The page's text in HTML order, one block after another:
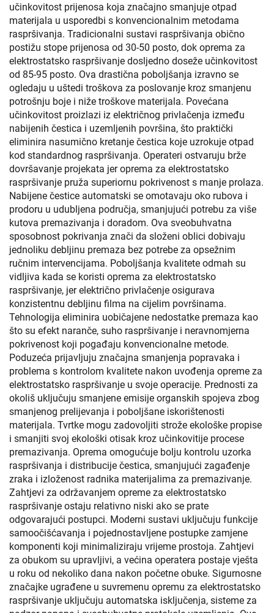
učinkovitost prijenosa koja značajno smanjuje otpad
materijala u usporedbi s konvencionalnim metodama
raspršivanja. Tradicionalni sustavi raspršivanja obično
postižu stope prijenosa od 30-50 posto, dok oprema za
elektrostatsko raspršivanje dosljedno doseže učinkovitost
od 85-95 posto. Ova drastična poboljšanja izravno se
ogledaju u uštedi troškova za poslovanje kroz smanjenu
potrošnju boje i niže troškove materijala. Povećana
učinkovitost proizlazi iz električnog privlačenja između
nabijenih čestica i uzemljenih površina, što praktički
eliminira nasumično kretanje čestica koje uzrokuje otpad
kod standardnog raspršivanja. Operateri ostvaruju brže
dovršavanje projekata jer oprema za elektrostatsko
raspršivanje pruža superiornu pokrivenost s manje prolaza.
Nabijene čestice automatski se omotavaju oko rubova i
prodoru u udubljena područja, smanjujući potrebu za više
kutova premazivanja i doradom. Ova sveobuhvatna
sposobnost pokrivanja znači da složeni oblici dobivaju
jednoliku debljinu premaza bez potrebe za opsežnim
ručnim intervencijama. Poboljšanja kvalitete odmah su
vidljiva kada se koristi oprema za elektrostatsko
raspršivanje, jer električno privlačenje osigurava
konzistentnu debljinu filma na cijelim površinama.
Tehnologija eliminira uobičajene nedostatke premaza kao
što su efekt naranče, suho raspršivanje i neravnomjerna
pokrivenost koji pogađaju konvencionalne metode.
Poduzeća prijavljuju značajna smanjenja popravaka i
problema s kontrolom kvalitete nakon uvođenja opreme za
elektrostatsko raspršivanje u svoje operacije. Prednosti za
okoliš uključuju smanjene emisije organskih spojeva zbog
smanjenog prelijevanja i poboljšane iskorištenosti
materijala. Tvrtke mogu zadovoljiti strože ekološke propise
i smanjiti svoj ekološki otisak kroz učinkovitije procese
premazivanja. Oprema omogućuje bolju kontrolu uzorka
raspršivanja i distribucije čestica, smanjujući zagađenje
zraka i izloženost radnika materijalima za premazivanje.
Zahtjevi za održavanjem opreme za elektrostatsko
raspršivanje ostaju relativno niski ako se prate
odgovarajući postupci. Moderni sustavi uključuju funkcije
samoočišćavanja i pojednostavljene postupke zamjene
komponenti koji minimaliziraju vrijeme prostoja. Zahtjevi
za obukom su upravljivi, a većina operatera postaje vješta
u roku od nekoliko dana nakon početne obuke. Sigurnosne
značajke ugrađene u suvremenu opremu za elektrostatsko
raspršivanje uključuju automatska isključenja, sisteme za